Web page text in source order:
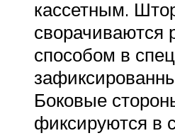
кассетным.
сворачиваются
способом в
Боковые
фиксируются в